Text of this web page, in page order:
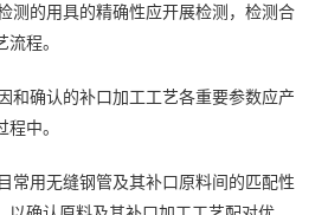
测的用具的精确性应开展检测，检测合
程。
和确认的补口加工工艺各重要参数应产
中。
常用无缝钢管及其补口原料间的匹配性